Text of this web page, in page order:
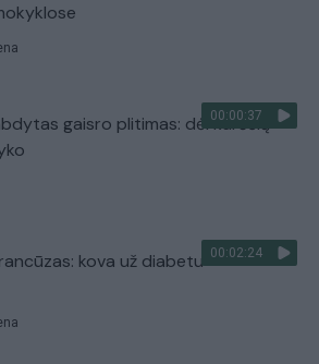
00:00:37
gaisro plitimas: dėl karščių
00:02:24
kova už diabetu